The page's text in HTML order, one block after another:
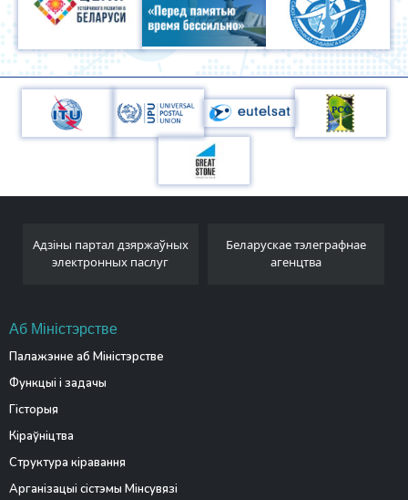
Адзіны партал дзяржаўных
электронных паслуг
Беларускае тэлеграфнае
агенцтва
Аб Міністэрстве
Палажэнне аб Міністэрстве
Функцыі і задачы
Гісторыя
Кіраўніцтва
Структура кіравання
Арганізацыі сістэмы Мінсувязі